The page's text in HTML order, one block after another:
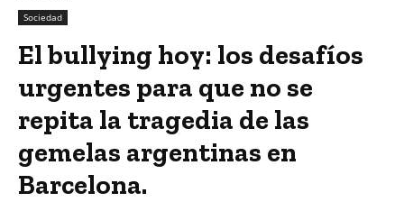
Sociedad
El bullying hoy: los desafíos
urgentes para que no se
repita la tragedia de las
gemelas argentinas en
Barcelona.